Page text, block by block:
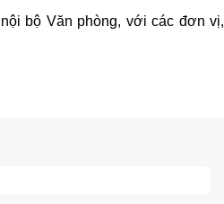
bộ Văn phòng, với các đơn vị,